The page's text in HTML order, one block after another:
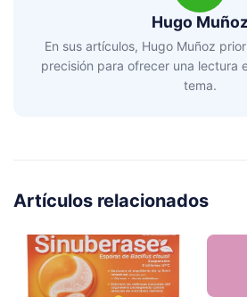
Hugo Muñoz
En sus artículos, Hugo Muñoz
precisión para ofrecer una lectura
tema.
Artículos relacionados